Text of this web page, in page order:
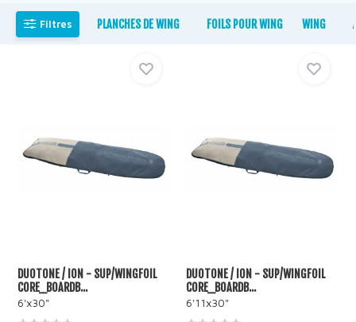
Filtres PLANCHES DE WING FOILS POUR WING WING
DUOTONE / ION - SUP/WINGFOIL
CORE_BOARDB...
6'x30"
DUOTONE / ION - SUP/WINGFOIL
CORE_BOARDB...
6'11x30"